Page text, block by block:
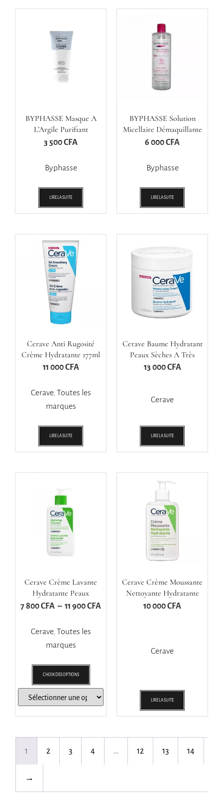
BYPHASSE Masque A
L’Argile Purifiant
3 500CFA
Byphasse
LIRE LA SUITE
BYPHASSE Solution
Micellaire Démaquillante
6 000CFA
Byphasse
LIRE LA SUITE
Cerave Anti Rugosité
Crème Hydratante 177ml
11 000CFA
Cerave, Toutes les
marques
LIRE LA SUITE
Cerave Baume Hydratant
Peaux Sèches A Très
Sèches
13 000CFA
Cerave
LIRE LA SUITE
Cerave Crème Lavante
Hydratante Peaux
Normales A Sèches 473ml
7 800CFA – 11 900CFA
Cerave, Toutes les
marques
CHOIX DES OPTIONS
Cerave Crème Moussante
Nettoyante Hydratante
236ml
10 000CFA
Cerave
LIRE LA SUITE
1 2 3 4 … 12 13 14
→